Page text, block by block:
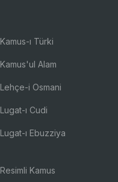
Kamus-ı Türki
Kamus'ul Alam
Lehçe-i Osmani
Lugat-ı Cudi
Lugat-ı Ebuzziya
Resimli Kamus